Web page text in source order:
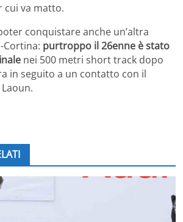
cui va matto.
conquistare anche un’altra
Cortina: purtroppo il 26enne è stato
nei 500 metri short track dopo
in seguito a un contatto con il